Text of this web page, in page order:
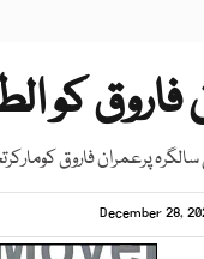
فاروق کو
پرعمران فاروق
December 28,